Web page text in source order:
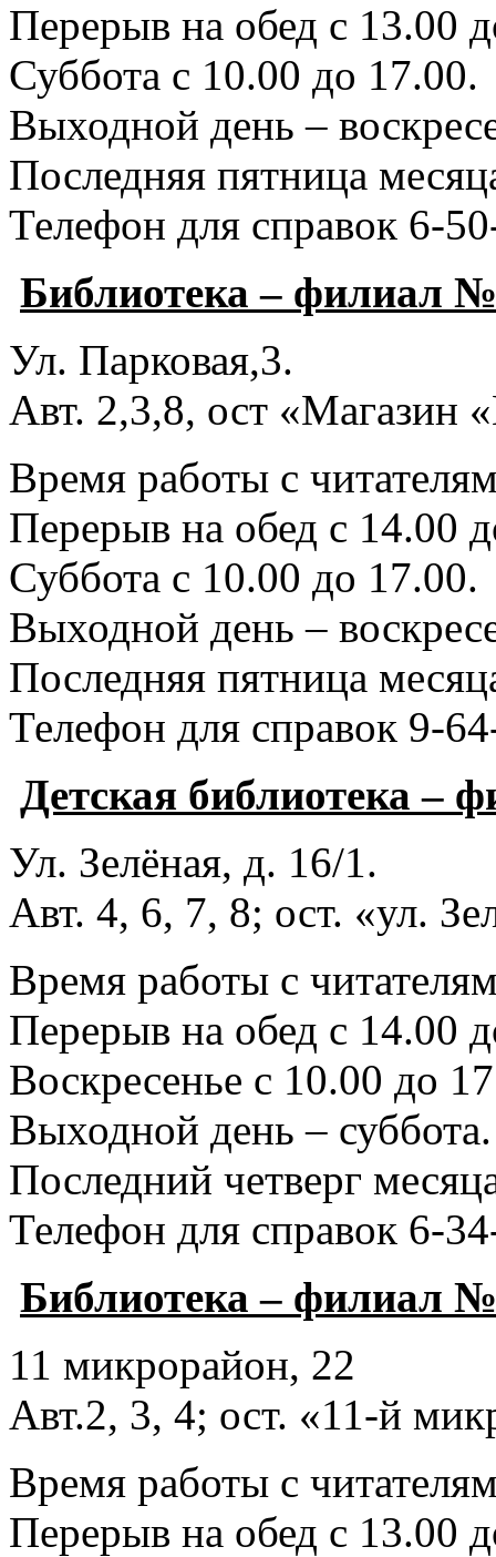
Перерыв на обед с 13.00
Суббота с 10.00 до 17.00.
Выходной день –
Последняя пятница
Телефон для справок 6-
Библиотека – филиал
Ул. Парковая,3.
Авт. 2,3,8, ост «Магазин
Время работы с
Перерыв на обед с 14.00
Суббота с 10.00 до 17.00.
Выходной день –
Последняя пятница
Телефон для справок 9-
Детская библиотека –
Ул. Зелёная, д. 16/1.
Авт. 4, 6, 7, 8; ост. «ул.
Время работы с
Перерыв на обед с 14.00
Воскресенье с 10.00 до
Выходной день – суббота.
Последний четверг
Телефон для справок 6-
Библиотека – филиал
11 микрорайон, 22
Авт.2, 3, 4; ост. «11-й
Время работы с
Перерыв на обед с 13.00